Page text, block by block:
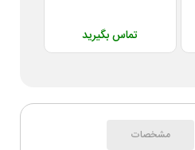
تماس بگیرید
مشخصات